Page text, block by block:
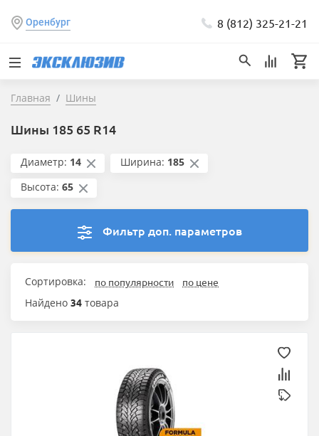
Оренбург 8 (812) 325-21-21
Главная Шины
Шины 185 65 R14
Диаметр: 14 Ширина: 185
Высота: 65
Фильтр доп. параметров
Сортировка: по популярности по цене
Найдено 34 товара